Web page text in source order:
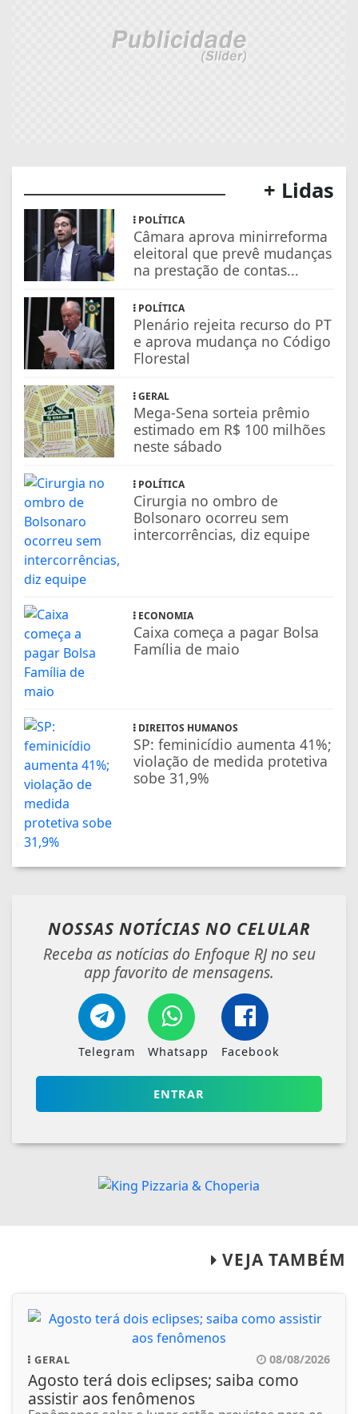
+ Lidas
POLÍTICA
Câmara aprova minirreforma
eleitoral que prevê mudanças
na prestação de contas...
POLÍTICA
Plenário rejeita recurso do PT
e aprova mudança no Código
Florestal
GERAL
Mega-Sena sorteia prêmio
estimado em R$ 100 milhões
neste sábado
POLÍTICA
Cirurgia no ombro de
Bolsonaro ocorreu sem
intercorrências, diz equipe
ECONOMIA
Caixa começa a pagar Bolsa
Família de maio
DIREITOS HUMANOS
SP: feminicídio aumenta 41%;
violação de medida protetiva
sobe 31,9%
NOSSAS NOTÍCIAS NO CELULAR
Receba as notícias do Enfoque RJ no seu
app favorito de mensagens.
Telegram Whatsapp Facebook
ENTRAR
VEJA TAMBÉM
GERAL 08/08/2026
Agosto terá dois eclipses; saiba como
assistir aos fenômenos